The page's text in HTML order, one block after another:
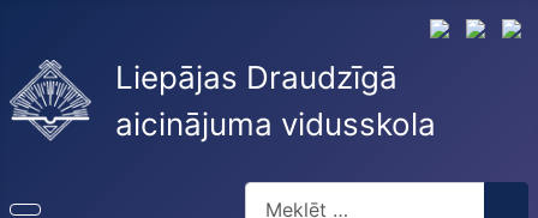
Liepājas Draudzīgā
aicinājuma vidusskola